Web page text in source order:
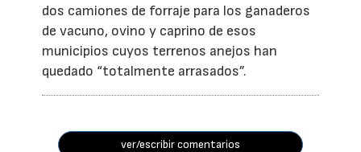
dos camiones de forraje para los ganaderos
de vacuno, ovino y caprino de esos
municipios cuyos terrenos anejos han
quedado “totalmente arrasados”.
ver/escribir comentarios